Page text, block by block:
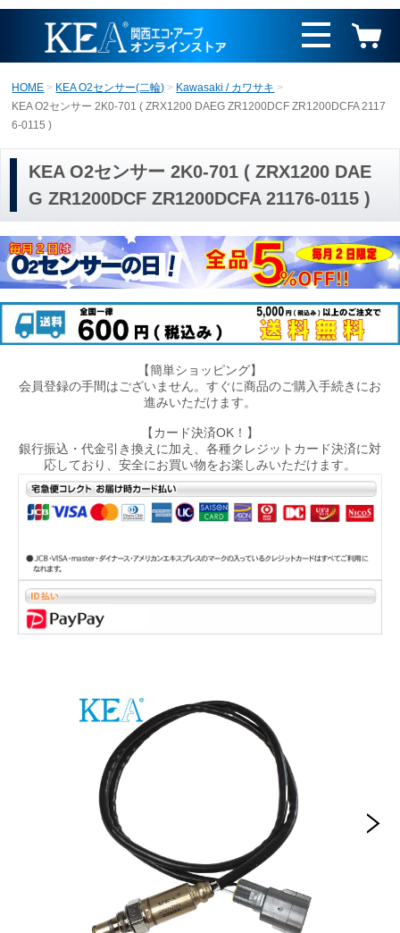
HOME KEA O2センサー(二輪)
Kawasaki / カワサキ
KEA O2センサー 2K0-701 ( ZRX1200 DAEG ZR1200DCF ZR1200DCFA 2117
6-0115 )
KEA O2センサー 2K0-701 ( ZRX1200 DAE
G ZR1200DCF ZR1200DCFA 21176-0115 )
【簡単ショッピング】
会員登録の手間はございません。すぐに商品のご購入手続きにお
進みいただけます。
【カード決済OK！】
銀行振込・代金引き換えに加え、各種クレジットカード決済に対
応しており、安全にお買い物をお楽しみいただけます。